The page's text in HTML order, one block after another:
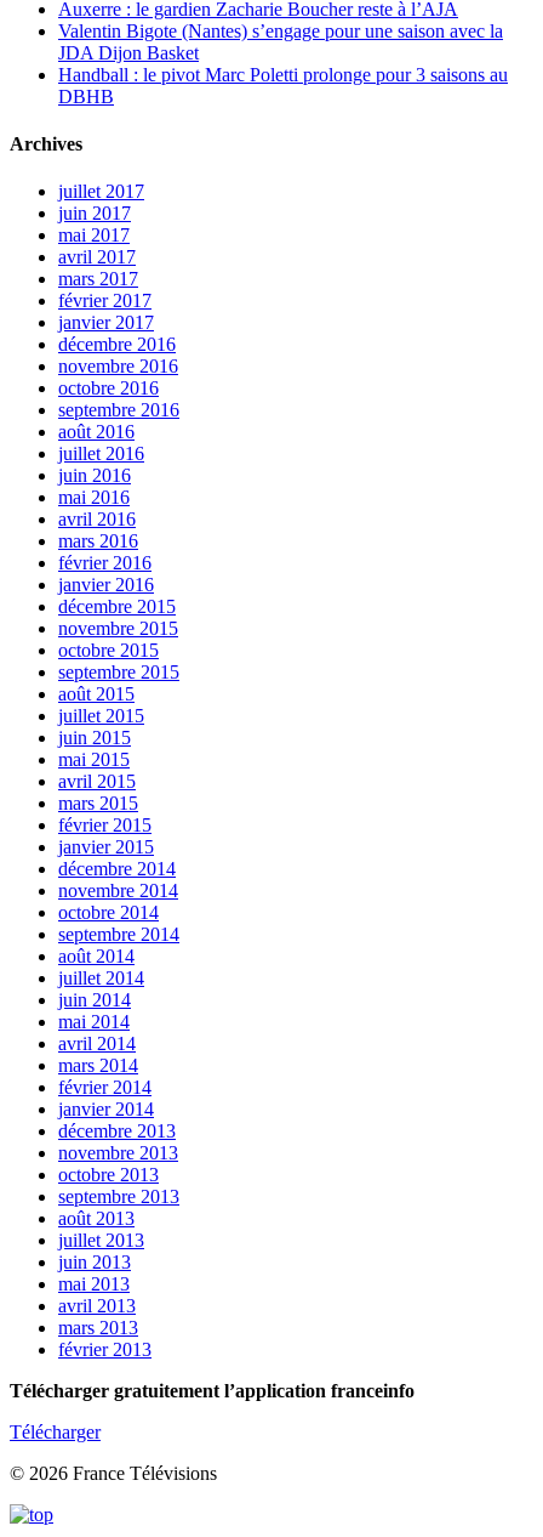
Auxerre : le gardien Zacharie Boucher reste à l’AJA
Valentin Bigote (Nantes) s’engage pour une saison avec la
JDA Dijon Basket
Handball : le pivot Marc Poletti prolonge pour 3 saisons au
DBHB
Archives
juillet 2017
juin 2017
mai 2017
avril 2017
mars 2017
février 2017
janvier 2017
décembre 2016
novembre 2016
octobre 2016
septembre 2016
août 2016
juillet 2016
juin 2016
mai 2016
avril 2016
mars 2016
février 2016
janvier 2016
décembre 2015
novembre 2015
octobre 2015
septembre 2015
août 2015
juillet 2015
juin 2015
mai 2015
avril 2015
mars 2015
février 2015
janvier 2015
décembre 2014
novembre 2014
octobre 2014
septembre 2014
août 2014
juillet 2014
juin 2014
mai 2014
avril 2014
mars 2014
février 2014
janvier 2014
décembre 2013
novembre 2013
octobre 2013
septembre 2013
août 2013
juillet 2013
juin 2013
mai 2013
avril 2013
mars 2013
février 2013
Télécharger gratuitement l’application franceinfo
Télécharger
© 2026 France Télévisions